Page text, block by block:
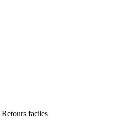
Retours faciles